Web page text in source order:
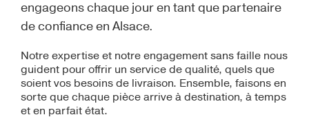
engageons chaque jour en tant que partenaire
de confiance en Alsace.
Notre expertise et notre engagement sans faille nous
guident pour offrir un service de qualité, quels que
soient vos besoins de livraison. Ensemble, faisons en
sorte que chaque pièce arrive à destination, à temps
et en parfait état.